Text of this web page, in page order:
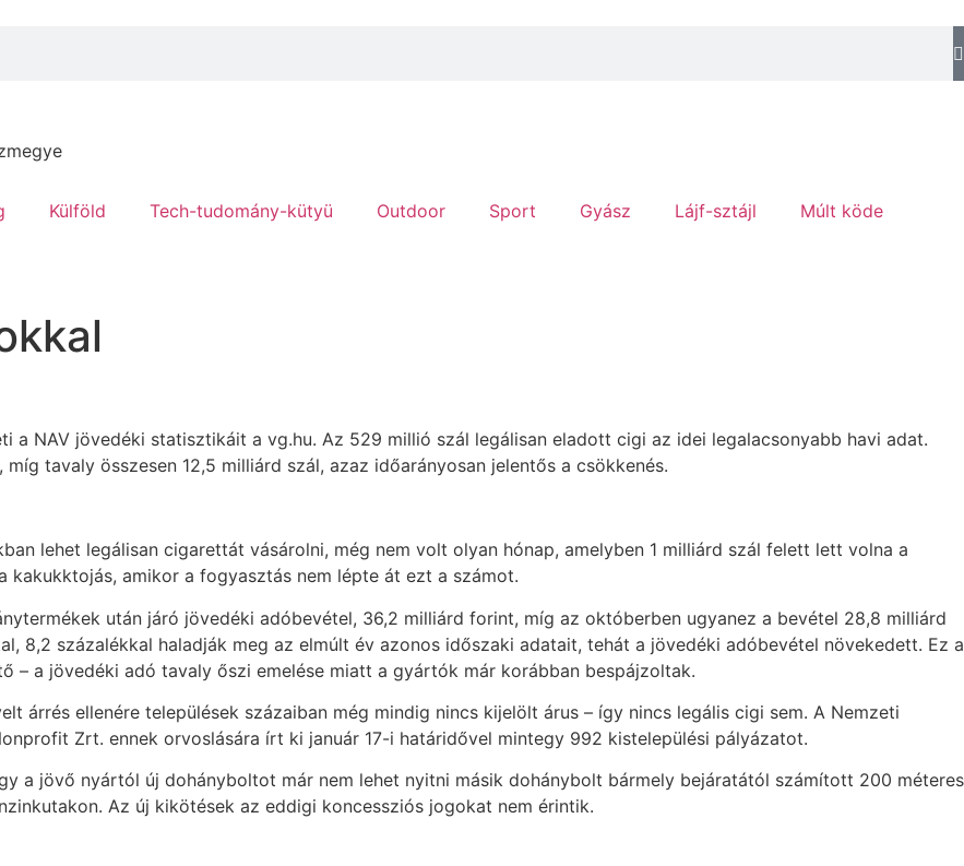
Külföld Tech-tudomány-kütyü Outdoor Sport Gyász Lájf-sztájl Múlt köde
a NAV jövedéki statisztikáit a vg.hu. Az 529 millió szál legálisan eladott cigi az idei legalacsonyabb havi adat.
tavaly összesen 12,5 milliárd szál, azaz időarányosan jelentős a csökkenés.
lehet legálisan cigarettát vásárolni, még nem volt olyan hónap, amelyben 1 milliárd szál felett lett volna a
amikor a fogyasztás nem lépte át ezt a számot.
után járó jövedéki adóbevétel, 36,2 milliárd forint, míg az októberben ugyanez a bevétel 28,8 milliárd
8,2 százalékkal haladják meg az elmúlt év azonos időszaki adatait, tehát a jövedéki adóbevétel növekedett. Ez a
– a jövedéki adó tavaly őszi emelése miatt a gyártók már korábban bespájzoltak.
árrés ellenére települések százaiban még mindig nincs kijelölt árus – így nincs legális cigi sem. A Nemzeti
Zrt. ennek orvoslására írt ki január 17-i határidővel mintegy 992 kistelepülési pályázatot.
a jövő nyártól új dohányboltot már nem lehet nyitni másik dohánybolt bármely bejáratától számított 200 méteres
Az új kikötések az eddigi koncessziós jogokat nem érintik.